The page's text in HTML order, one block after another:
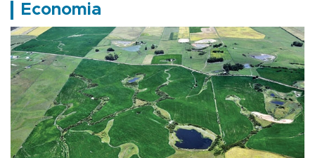
Economia